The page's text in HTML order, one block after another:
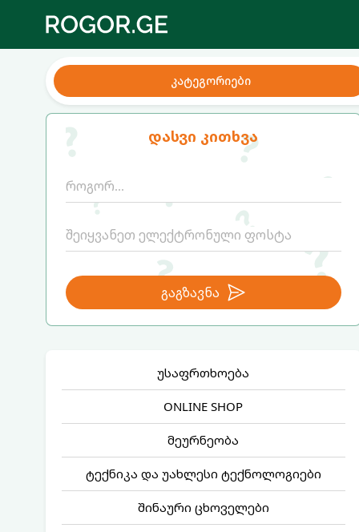
კატეგორიები
დასვი კითხვა
გაგზავნა
უსაფრთხოება
ONLINE SHOP
მეურნეობა
ტექნიკა და უახლესი ტექნოლოგიები
შინაური ცხოველები